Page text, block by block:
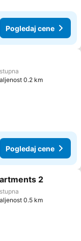
Pogledaj cene
0.2 km
Pogledaj cene
2
0.5 km